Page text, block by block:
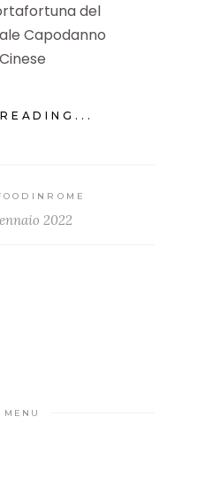
del
Capodanno
Cinese
2022
MENU